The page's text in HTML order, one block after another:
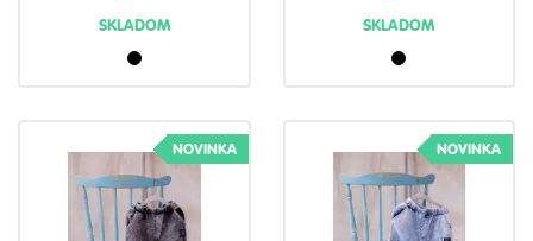
SKLADOM SKLADOM
NOVINKA NOVINKA